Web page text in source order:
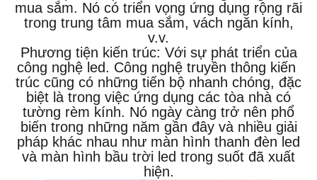
mua sắm. Nó có triển vọng ứng dụng rộng rãi
trong trung tâm mua sắm, vách ngăn kính,
v.v.
Phương tiện kiến ​​trúc: Với sự phát triển của
công nghệ led. Công nghệ truyền thông kiến ​​
trúc cũng có những tiến bộ nhanh chóng, đặc
biệt là trong việc ứng dụng các tòa nhà có
tường rèm kính. Nó ngày càng trở nên phổ
biến trong những năm gần đây và nhiều giải
pháp khác nhau như màn hình thanh đèn led
và màn hình bầu trời led trong suốt đã xuất
hiện.